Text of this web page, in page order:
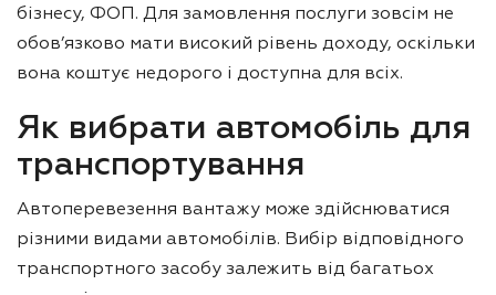
бізнесу, ФОП. Для замовлення послуги зовсім не
обов’язково мати високий рівень доходу, оскільки
вона коштує недорого і доступна для всіх.
Як вибрати автомобіль для
транспортування
Автоперевезення вантажу може здійснюватися
різними видами автомобілів. Вибір відповідного
транспортного засобу залежить від багатьох